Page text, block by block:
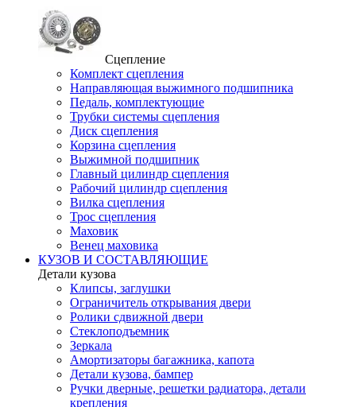
Сцепление
Комплект сцепления
Направляющая выжимного подшипника
Педаль, комплектующие
Трубки системы сцепления
Диск сцепления
Корзина сцепления
Выжимной подшипник
Главный цилиндр сцепления
Рабочий цилиндр сцепления
Вилка сцепления
Трос сцепления
Маховик
Венец маховика
КУЗОВ И СОСТАВЛЯЮЩИЕ
Детали кузова
Клипсы, заглушки
Ограничитель открывания двери
Ролики сдвижной двери
Стеклоподъемник
Зеркала
Амортизаторы багажника, капота
Детали кузова, бампер
Ручки дверные, решетки радиатора, детали
крепления